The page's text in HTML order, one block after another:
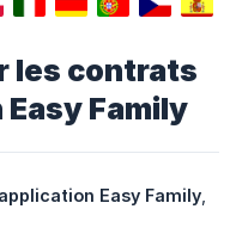
les contrats
Family
Easy Family